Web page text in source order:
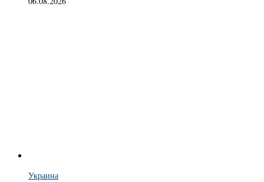
Украина